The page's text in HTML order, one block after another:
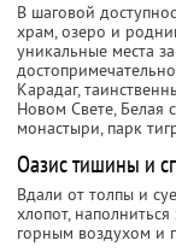
В шаговой
храм, озеро и
уникальные места
Карадаг,
Новом Свете, Белая
монастыри, парк
Оазис тишины и
Вдали от толпы и
хлопот,
горным воздухом и